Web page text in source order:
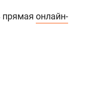
прямая онлайн-